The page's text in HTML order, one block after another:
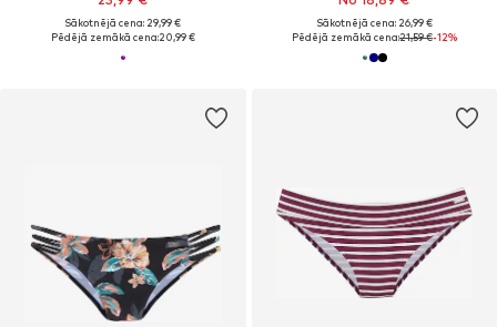
Sākotnējā cena: 29,99 €
Pēdējā zemākā cena:20,99 €
Sākotnējā cena: 26,99 €
Pēdējā zemākā cena:21,59 €-12%